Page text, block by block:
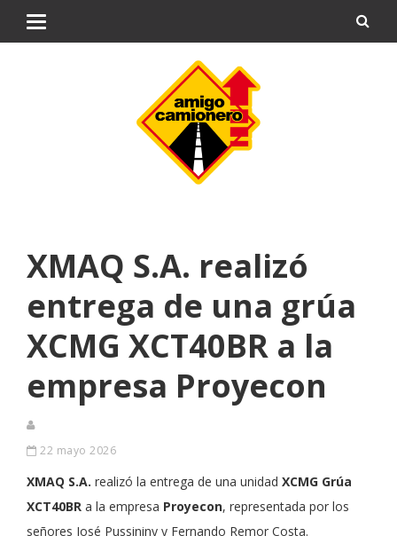
XMAQ S.A. realizó
entrega de una grúa
XCMG XCT40BR a la
empresa Proyecon
22 mayo 2026
XMAQ S.A. realizó la entrega de una unidad XCMG Grúa
XCT40BR a la empresa Proyecon, representada por los
señores José Pussininy y Fernando Remor Costa.